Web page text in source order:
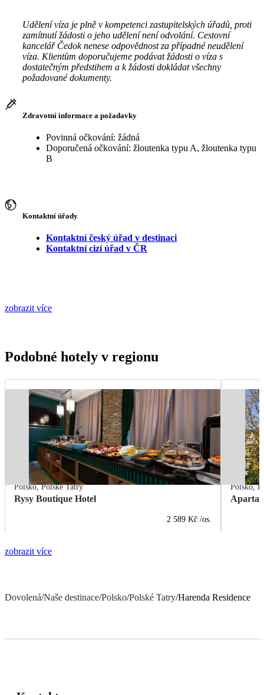
Udělení víza je plně v kompetenci zastupitelských úřadů, proti
zamítnutí žádosti o jeho udělení není odvolání. Cestovní
kancelář Čedok nenese odpovědnost za případné neudělení
víza. Klientům doporučujeme podávat žádosti o víza s
dostatečným předstihem a k žádosti dokládat všechny
požadované dokumenty.
Zdravotní informace a požadavky
Povinná očkování: žádná
Doporučená očkování: žloutenka typu A, žloutenka typu
B
Kontaktní úřady
Kontaktní český úřad v destinaci
Kontaktní cizí úřad v ČR
zobrazit více
Podobné hotely v regionu
Polsko,Polské Tatry
Rysy Boutique Hotel
2 589 Kč /os.
Polsko,
zobrazit více
Dovolená/Naše destinace/Polsko/Polské Tatry/Harenda Residence